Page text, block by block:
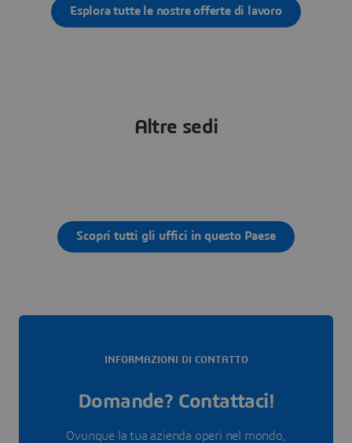
Esplora tutte le nostre offerte di lavoro
Altre sedi
Scopri tutti gli uffici in questo Paese
INFORMAZIONI DI CONTATTO
Domande? Contattaci!
Ovunque la tua azienda operi nel mondo,